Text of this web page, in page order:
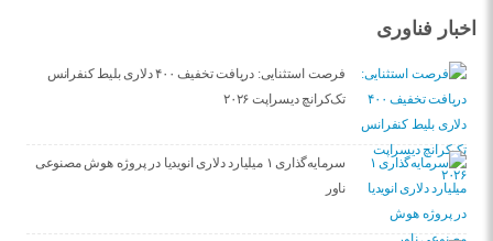
اخبار فناوری
فرصت استثنایی: دریافت تخفیف ۴۰۰ دلاری بلیط کنفرانس
تک‌کرانچ دیسراپت ۲۰۲۶
سرمایه‌گذاری ۱ میلیارد دلاری انویدیا در پروژه هوش مصنوعی
ناور